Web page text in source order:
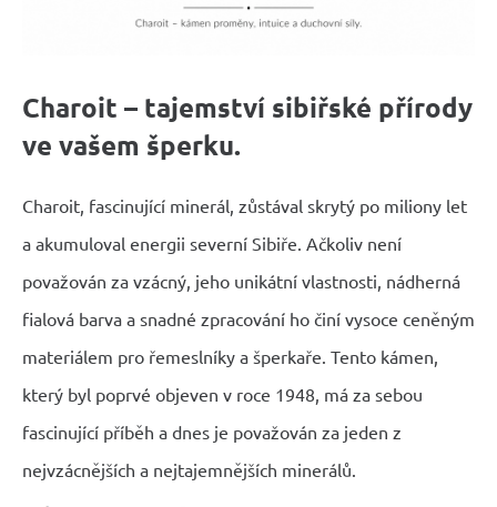
Charoit – tajemství sibiřské přírody
ve vašem šperku.
Charoit, fascinující minerál, zůstával skrytý po miliony let
a akumuloval energii severní Sibiře. Ačkoliv není
považován za vzácný, jeho unikátní vlastnosti, nádherná
fialová barva a snadné zpracování ho činí vysoce ceněným
materiálem pro řemeslníky a šperkaře. Tento kámen,
který byl poprvé objeven v roce 1948, má za sebou
fascinující příběh a dnes je považován za jeden z
nejvzácnějších a nejtajemnějších minerálů.